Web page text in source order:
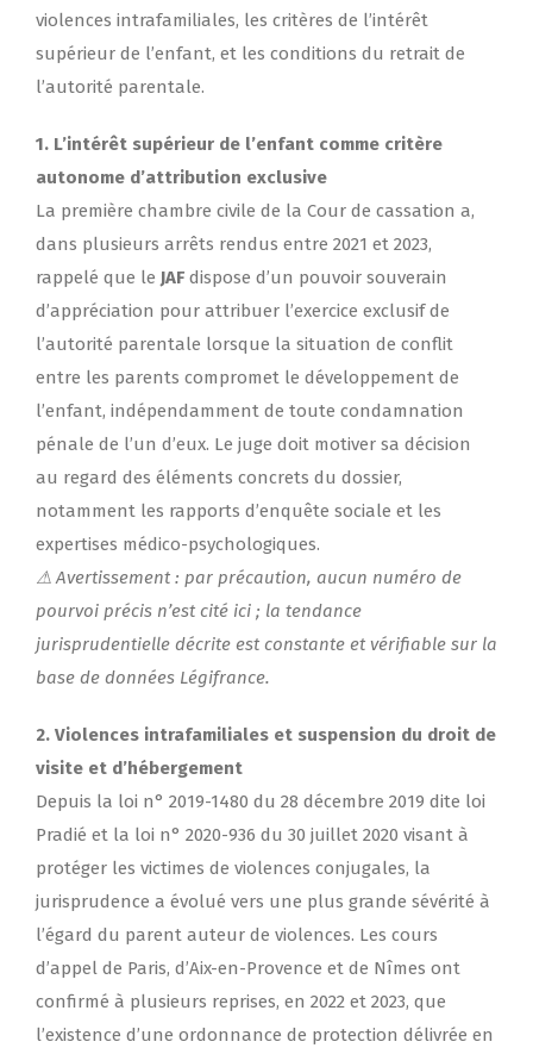
violences intrafamiliales, les critères de l’intérêt
supérieur de l’enfant, et les conditions du retrait de
l’autorité parentale.
1. L’intérêt supérieur de l’enfant comme critère
autonome d’attribution exclusive
La première chambre civile de la Cour de cassation a,
dans plusieurs arrêts rendus entre 2021 et 2023,
rappelé que le JAF dispose d’un pouvoir souverain
d’appréciation pour attribuer l’exercice exclusif de
l’autorité parentale lorsque la situation de conflit
entre les parents compromet le développement de
l’enfant, indépendamment de toute condamnation
pénale de l’un d’eux. Le juge doit motiver sa décision
au regard des éléments concrets du dossier,
notamment les rapports d’enquête sociale et les
expertises médico-psychologiques.
⚠ Avertissement : par précaution, aucun numéro de
pourvoi précis n’est cité ici ; la tendance
jurisprudentielle décrite est constante et vérifiable sur la
base de données Légifrance.
2. Violences intrafamiliales et suspension du droit de
visite et d’hébergement
Depuis la loi n° 2019-1480 du 28 décembre 2019 dite loi
Pradié et la loi n° 2020-936 du 30 juillet 2020 visant à
protéger les victimes de violences conjugales, la
jurisprudence a évolué vers une plus grande sévérité à
l’égard du parent auteur de violences. Les cours
d’appel de Paris, d’Aix-en-Provence et de Nîmes ont
confirmé à plusieurs reprises, en 2022 et 2023, que
l’existence d’une ordonnance de protection délivrée en